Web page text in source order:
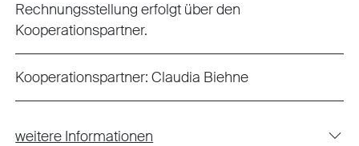
Rechnungsstellung erfolgt über den
Kooperationspartner.
Kooperationspartner:Claudia Biehne
weitere Informationen